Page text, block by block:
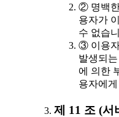
② 명백한
용자가
수 없습
③ 이용자
발생되
에 의한
용자에
제 11 조 (서